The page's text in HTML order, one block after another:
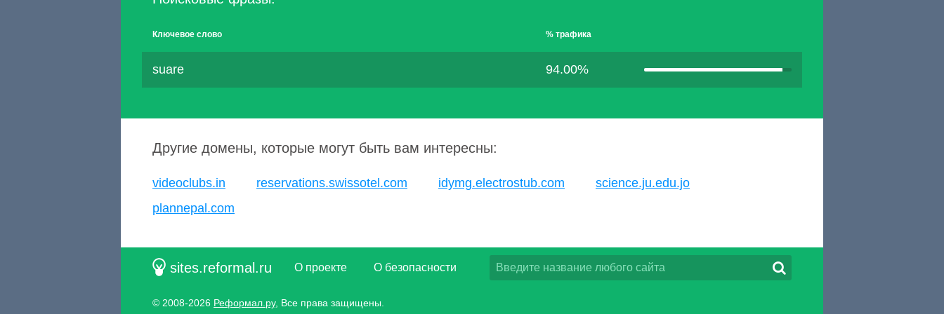
Ключевое слово % трафика
suare 94.00%
Другие домены, которые могут быть вам интересны:
videoclubs.in reservations.swissotel.com idymg.electrostub.com
science.ju.edu.jo
plannepal.com
sites.reformal.ru О проекте О безопасности
© 2008-2026 Реформал.ру, Все права защищены.